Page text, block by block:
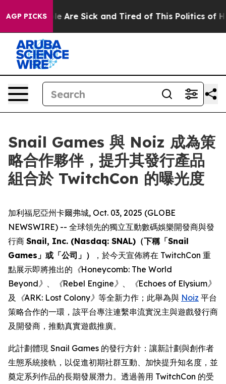
AGP PICKS
“People Are Sick and Tired of This Politics of
Snail Games 與 Noiz 成為策
略合作夥伴，提升其發行產品
組合於 TwitchCon 的曝光度
加利福尼亞州卡爾弗城, Oct. 03, 2025 (GLOBE
NEWSWIRE) -- 全球領先的獨立互動數碼娛樂開發商與發
行商 Snail, Inc. (Nasdaq: SNAL)（下稱「Snail
Games」或「公司」）
，於今天宣佈將在 TwitchCon 重
點展示即將推出的 《Honeycomb: The World
Beyond》 、 《Rebel Engine》 、
《Echoes of Elysium》
及
《ARK: Lost Colony》 等全新力作；此舉為與 Noiz 平台
策略合作的一環，該平台專注連繫串流實況主與遊戲發行商
及開發商，推動真實遊戲推廣。
此計劃體現 Snail Games 的發行方針：讓新計劃與創作者
生態系統接軌，以促進初期社群互動、加快提升知名度，並
奠定系列作品的長期發展潛力。透過善用 TwitchCon 的受